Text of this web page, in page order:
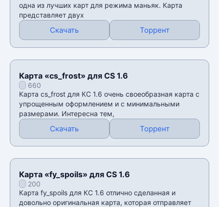
одна из лучших карт для режима маньяк. Карта
представляет двух
Скачать Торрент
Карта «cs_frost» для CS 1.6
660
Карта cs_frost для КС 1.6 очень своеобразная карта с
упрощенным оформлением и с минимальными
размерами. Интересна тем,
Скачать Торрент
Карта «fy_spoils» для CS 1.6
200
Карта fy_spoils для КС 1.6 отлично сделанная и
довольно оригинальная карта, которая отправляет